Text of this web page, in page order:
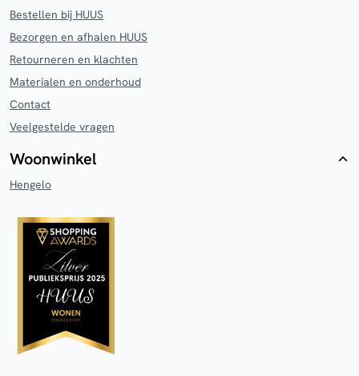
Bestellen bij HUUS
Bezorgen en afhalen HUUS
Retourneren en klachten
Materialen en onderhoud
Contact
Veelgestelde vragen
Woonwinkel
Hengelo